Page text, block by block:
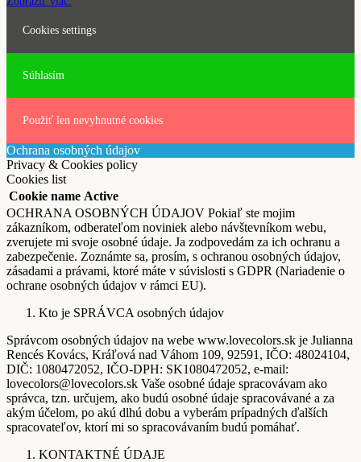
Cookies settings
Súhlasím
Použiť len nevyhnutné cookies
Ochrana osobných údajov
Privacy & Cookies policy
Cookies list
Cookie name Active
OCHRANA OSOBNÝCH ÚDAJOV Pokiaľ ste mojim
zákazníkom, odberateľom noviniek alebo návštevníkom webu,
zverujete mi svoje osobné údaje. Ja zodpovedám za ich ochranu a
zabezpečenie. Zoznámte sa, prosím, s ochranou osobných údajov,
zásadami a právami, ktoré máte v súvislosti s GDPR (Nariadenie o
ochrane osobných údajov v rámci EU).
Kto je SPRÁVCA osobných údajov
Správcom osobných údajov na webe www.lovecolors.sk je Julianna
Rencés Kovács, Kráľová nad Váhom 109, 92591, IČO: 48024104,
DIČ: 1080472052, IČO-DPH: SK1080472052, e-mail:
lovecolors@lovecolors.sk Vaše osobné údaje spracovávam ako
správca, tzn. určujem, ako budú osobné údaje spracovávané a za
akým účelom, po akú dlhú dobu a vyberám prípadných ďalších
spracovateľov, ktorí mi so spracovávaním budú pomáhať.
KONTAKTNÉ ÚDAJE